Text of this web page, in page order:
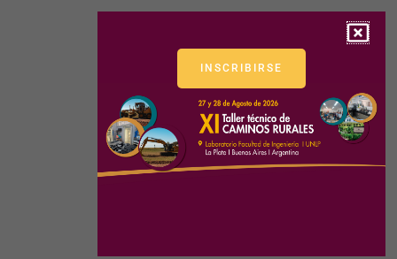
INSCRIBIRSE